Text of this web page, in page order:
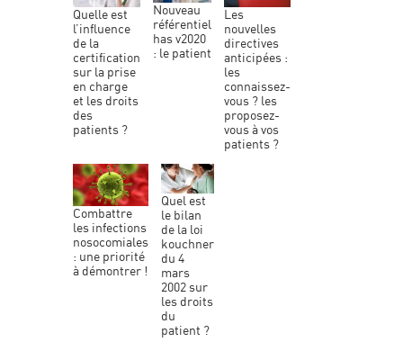
quelle est
l’influence
de la
certification
sur la prise
en charge
et les droits
des
patients ?
nouveau
référentiel
has v2020
: le patient
les
nouvelles
directives
anticipées :
les
connaissez-
vous ? les
proposez-
vous à vos
patients ?
combattre
les infections
nosocomiales
: une priorité
à démontrer !
quel est
le bilan
de la loi
kouchner
du 4
mars
2002 sur
les droits
du
patient ?